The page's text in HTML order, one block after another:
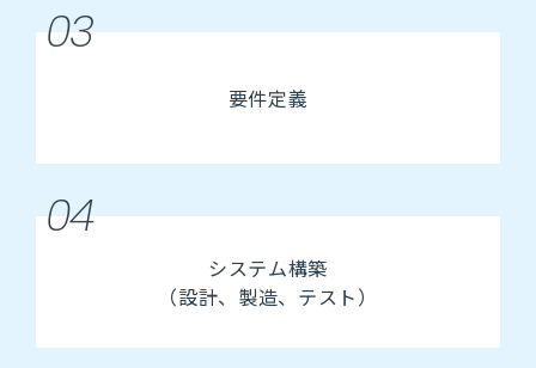
03
要件定義
04
システム構築
（設計、製造、テスト）